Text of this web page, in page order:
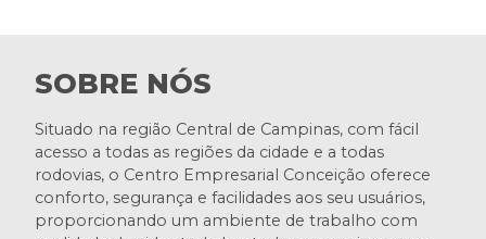
SOBRE NÓS
Situado na região Central de Campinas, com fácil
acesso a todas as regiões da cidade e a todas
rodovias, o Centro Empresarial Conceição oferece
conforto, segurança e facilidades aos seu usuários,
proporcionando um ambiente de trabalho com